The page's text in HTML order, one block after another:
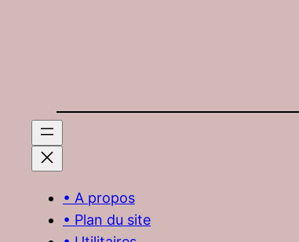
• A propos
• Plan du site